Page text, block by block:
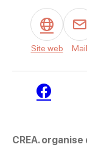
CREA.
Site web Mail
Facebook